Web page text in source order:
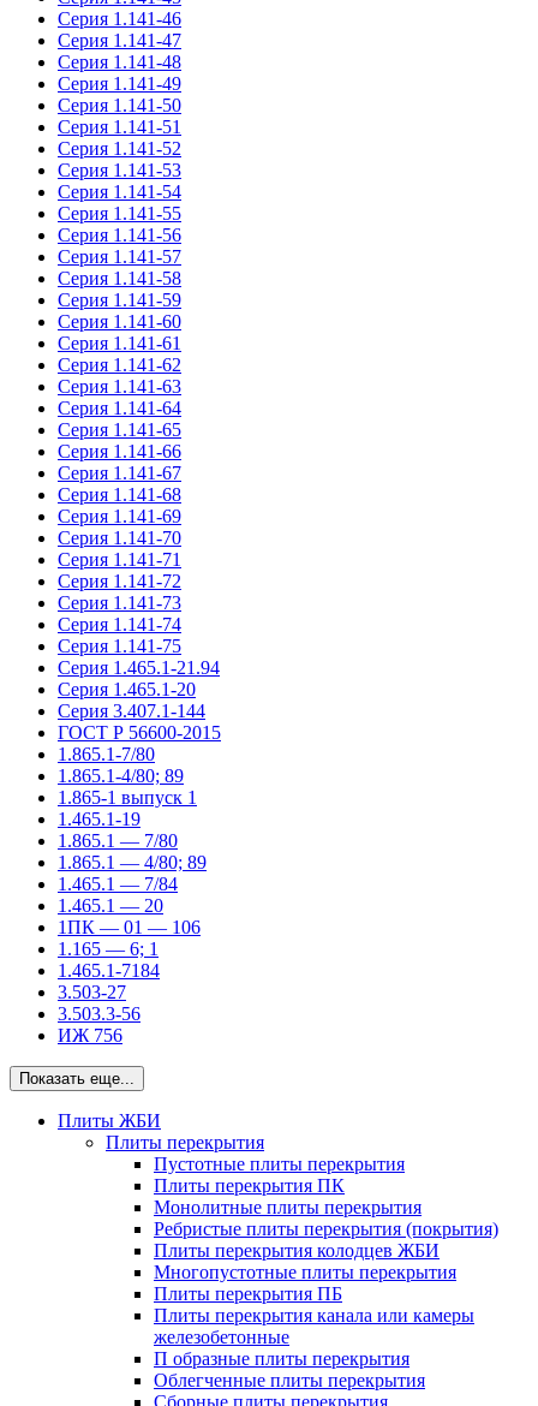
Серия 1.141-46
Серия 1.141-47
Серия 1.141-48
Серия 1.141-49
Серия 1.141-50
Серия 1.141-51
Серия 1.141-52
Серия 1.141-53
Серия 1.141-54
Серия 1.141-55
Серия 1.141-56
Серия 1.141-57
Серия 1.141-58
Серия 1.141-59
Серия 1.141-60
Серия 1.141-61
Серия 1.141-62
Серия 1.141-63
Серия 1.141-64
Серия 1.141-65
Серия 1.141-66
Серия 1.141-67
Серия 1.141-68
Серия 1.141-69
Серия 1.141-70
Серия 1.141-71
Серия 1.141-72
Серия 1.141-73
Серия 1.141-74
Серия 1.141-75
Серия 1.465.1-21.94
Серия 1.465.1-20
Серия 3.407.1-144
ГОСТ Р 56600-2015
1.865.1-7/80
1.865.1-4/80; 89
1.865-1 выпуск 1
1.465.1-19
1.865.1 — 7/80
1.865.1 — 4/80; 89
1.465.1 — 7/84
1.465.1 — 20
1ПК — 01 — 106
1.165 — 6; 1
1.465.1-7184
3.503-27
3.503.3-56
ИЖ 756
Показать еще...
Плиты ЖБИ
Плиты перекрытия
Пустотные плиты перекрытия
Плиты перекрытия ПК
Монолитные плиты перекрытия
Ребристые плиты перекрытия (покрытия)
Плиты перекрытия колодцев ЖБИ
Многопустотные плиты перекрытия
Плиты перекрытия ПБ
Плиты перекрытия канала или камеры
железобетонные
П образные плиты перекрытия
Облегченные плиты перекрытия
Сборные плиты перекрытия